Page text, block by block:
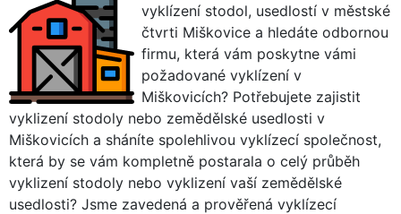
vyklízení stodol, usedlostí v městské
čtvrti Miškovice a hledáte odbornou
firmu, která vám poskytne vámi
požadované vyklízení v
Miškovicích? Potřebujete zajistit
vyklizení stodoly nebo zemědělské usedlosti v
Miškovicích a sháníte spolehlivou vyklízecí společnost,
která by se vám kompletně postarala o celý průběh
vyklizení stodoly nebo vyklizení vaší zemědělské
usedlosti? Jsme zavedená a prověřená vyklízecí